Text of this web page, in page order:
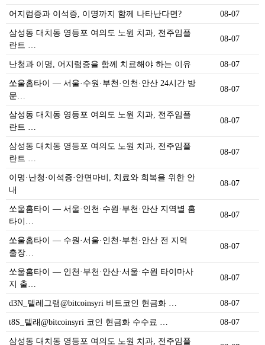
어지럼증과 이석증, 이명까지 함께 나타난다면? 08-07
삼성동 대치동 영등포 여의도 노원 치과, 전주임플
란트 …
08-07
난청과 이명, 어지럼증을 함께 치료해야 하는 이유 08-07
쏘울홈타이 — 서울·수원·부천·인천·안산 24시간 방
문…
08-07
삼성동 대치동 영등포 여의도 노원 치과, 전주임플
란트 …
08-07
삼성동 대치동 영등포 여의도 노원 치과, 전주임플
란트 …
08-07
이명·난청·이석증·안면마비, 치료와 회복을 위한 안
내
08-07
쏘울홈타이 — 서울·인천·수원·부천·안산 지역별 홈
타이…
08-07
쏘울홈타이 — 수원·서울·인천·부천·안산 전 지역
출장…
08-07
쏘울홈타이 — 인천·부천·안산·서울·수원 타이마사
지 출…
08-07
d3N_텔레그램@bitcoinsyri 비트코인 현금화 … 08-07
t8S_텔래@bitcoinsyri 코인 현금화 수수료 … 08-07
삼성동 대치동 영등포 여의도 노원 치과, 전주임플